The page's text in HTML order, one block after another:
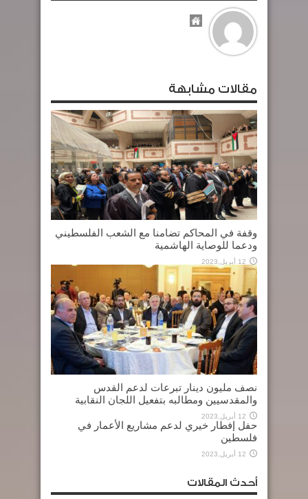
مقالات مشابهة
وقفة في المحاكم تضامنا مع الشعب الفلسطيني
ودعما للوصاية الهاشمية
12 أبريل,2023
نصف مليون دينار تبرعات لدعم القدس
والمقدسيين ومطالبه بتفعيل اللجان النقابية
12 أبريل,2023
حفل إفطار خيري لدعم مشاريع الأعمار في
فلسطين
12 أبريل,2023
أحدث المقالات